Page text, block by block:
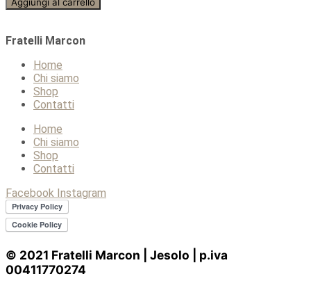
Fratelli Marcon
Home
Chi siamo
Shop
Contatti
Home
Chi siamo
Shop
Contatti
Facebook Instagram
© 2021 Fratelli Marcon | Jesolo | p.iva
00411770274